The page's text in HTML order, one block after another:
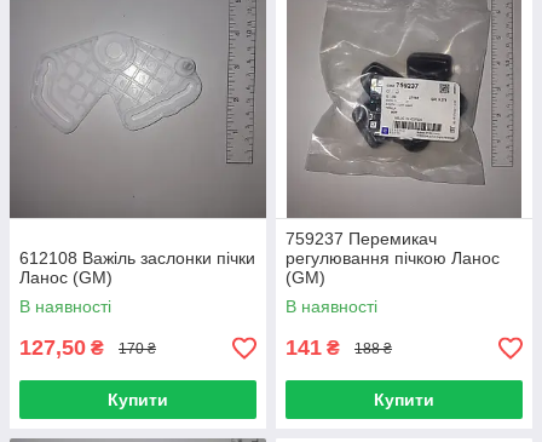
612108 Важіль заслонки пічки
Ланос (GM)
В наявності
127,50 ₴ 170 ₴
Купити
759237 Перемикач
регулювання пічкою Ланос
(GM)
В наявності
141 ₴ 188 ₴
Купити